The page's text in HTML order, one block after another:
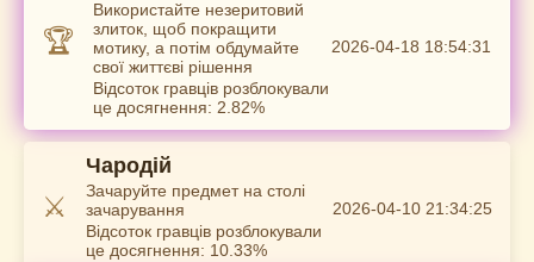
🏆
Використайте незеритовий
злиток, щоб покращити
мотику, а потім обдумайте
свої життєві рішення
Відсоток гравців розблокували
це досягнення: 2.82%
2026-04-18 18:54:31
⚔️
Чародій
Зачаруйте предмет на столі
зачарування
Відсоток гравців розблокували
це досягнення: 10.33%
2026-04-10 21:34:25